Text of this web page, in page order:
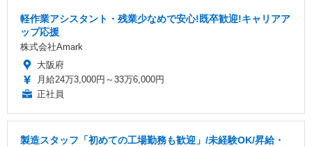
軽作業アシスタント・残業少なめで安心!既卒歓迎!キャリアア
ップ応援
株式会社Amark
大阪府
月給24万3,000円～33万6,000円
正社員
製造スタッフ「初めての工場勤務も歓迎」/未経験OK/昇給・